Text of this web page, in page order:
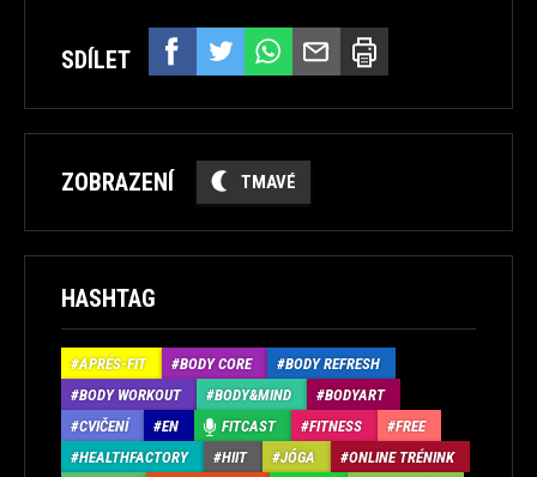
SDÍLET
ZOBRAZENÍ TMAVÉ
HASHTAG
APRÉS-FIT BODY CORE
BODY REFRESH
BODY WORKOUT
BODY&MIND
BODYART
CVIČENÍ
EN FITCAST FITNESS
FREE
HEALTHFACTORY
HIIT JÓGA
ONLINE TRÉNINK